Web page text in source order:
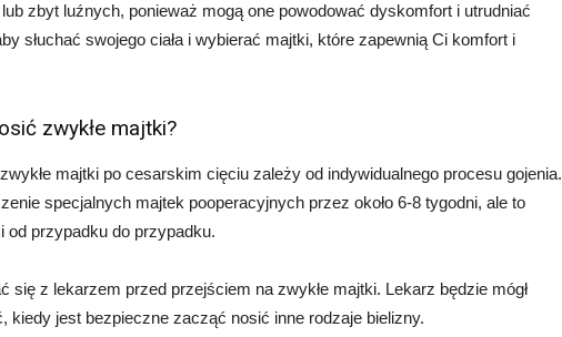
zbyt luźnych, ponieważ mogą one powodować dyskomfort i utrudniać
słuchać swojego ciała i wybierać majtki, które zapewnią Ci komfort i
zwykłe majtki?
majtki po cesarskim cięciu zależy od indywidualnego procesu gojenia.
specjalnych majtek pooperacyjnych przez około 6-8 tygodni, ale to
przypadku do przypadku.
się z lekarzem przed przejściem na zwykłe majtki. Lekarz będzie mógł
kiedy jest bezpieczne zacząć nosić inne rodzaje bielizny.